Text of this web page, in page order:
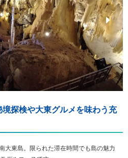
探検や大東グルメを味わう充
大東島。限られた滞在時間でも島の魅力